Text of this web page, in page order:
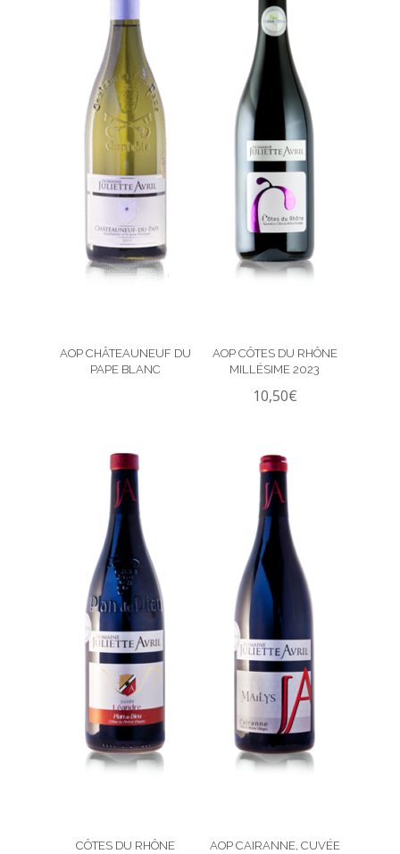
AOP CHÂTEAUNEUF DU
PAPE BLANC
AOP CÔTES DU RHÔNE
MILLÉSIME 2023
10,50€
CÔTES DU RHÔNE
AOP CAIRANNE, CUVÉE